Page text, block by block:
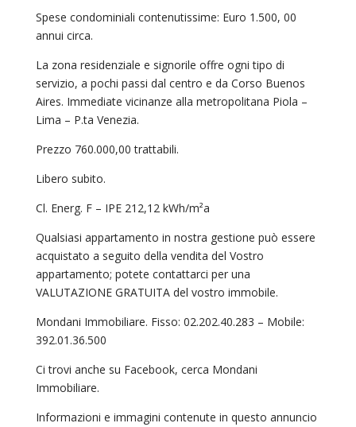
Spese condominiali contenutissime: Euro 1.500, 00
annui circa.
La zona residenziale e signorile offre ogni tipo di
servizio, a pochi passi dal centro e da Corso Buenos
Aires. Immediate vicinanze alla metropolitana Piola –
Lima – P.ta Venezia.
Prezzo 760.000,00 trattabili.
Libero subito.
Cl. Energ. F – IPE 212,12 kWh/m²a
Qualsiasi appartamento in nostra gestione può essere
acquistato a seguito della vendita del Vostro
appartamento; potete contattarci per una
VALUTAZIONE GRATUITA del vostro immobile.
Mondani Immobiliare. Fisso: 02.202.40.283 – Mobile:
392.01.36.500
Ci trovi anche su Facebook, cerca Mondani
Immobiliare.
Informazioni e immagini contenute in questo annuncio